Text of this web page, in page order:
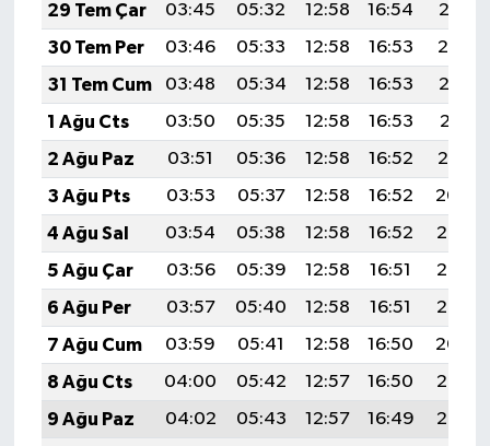
29 Tem Çar
03:45 05:32 12:58 16:54
20:15
30 Tem Per
03:46 05:33 12:58 16:53
20:14
31 Tem Cum
03:48 05:34 12:58 16:53
20:13
1 Ağu Cts
03:50 05:35 12:58 16:53
20:11
2 Ağu Paz
03:51 05:36 12:58 16:52
20:10
3 Ağu Pts
03:53 05:37 12:58 16:52
20:09
4 Ağu Sal
03:54 05:38 12:58 16:52
20:08
5 Ağu Çar
03:56 05:39 12:58 16:51
20:07
6 Ağu Per
03:57 05:40 12:58 16:51
20:06
7 Ağu Cum
03:59 05:41 12:58 16:50
20:04
8 Ağu Cts
04:00 05:42 12:57 16:50
20:03
9 Ağu Paz
04:02 05:43 12:57 16:49
20:02